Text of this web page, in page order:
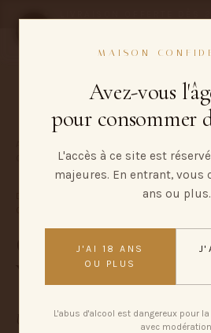
MAISON
Avez-vous
pour consommer
L'accès à ce site est
majeures. En entrant, vous
ans ou plus.
J'AI 18 ANS
OU PLUS
L'abus d'alcool est dangereux pour
avec
COMMENT DÉGUSTER UN
DÉGUSTATION · 8 MIN DE
Comment
VS : les5 étapes
Un cognac VS, c'est un cognac vif,